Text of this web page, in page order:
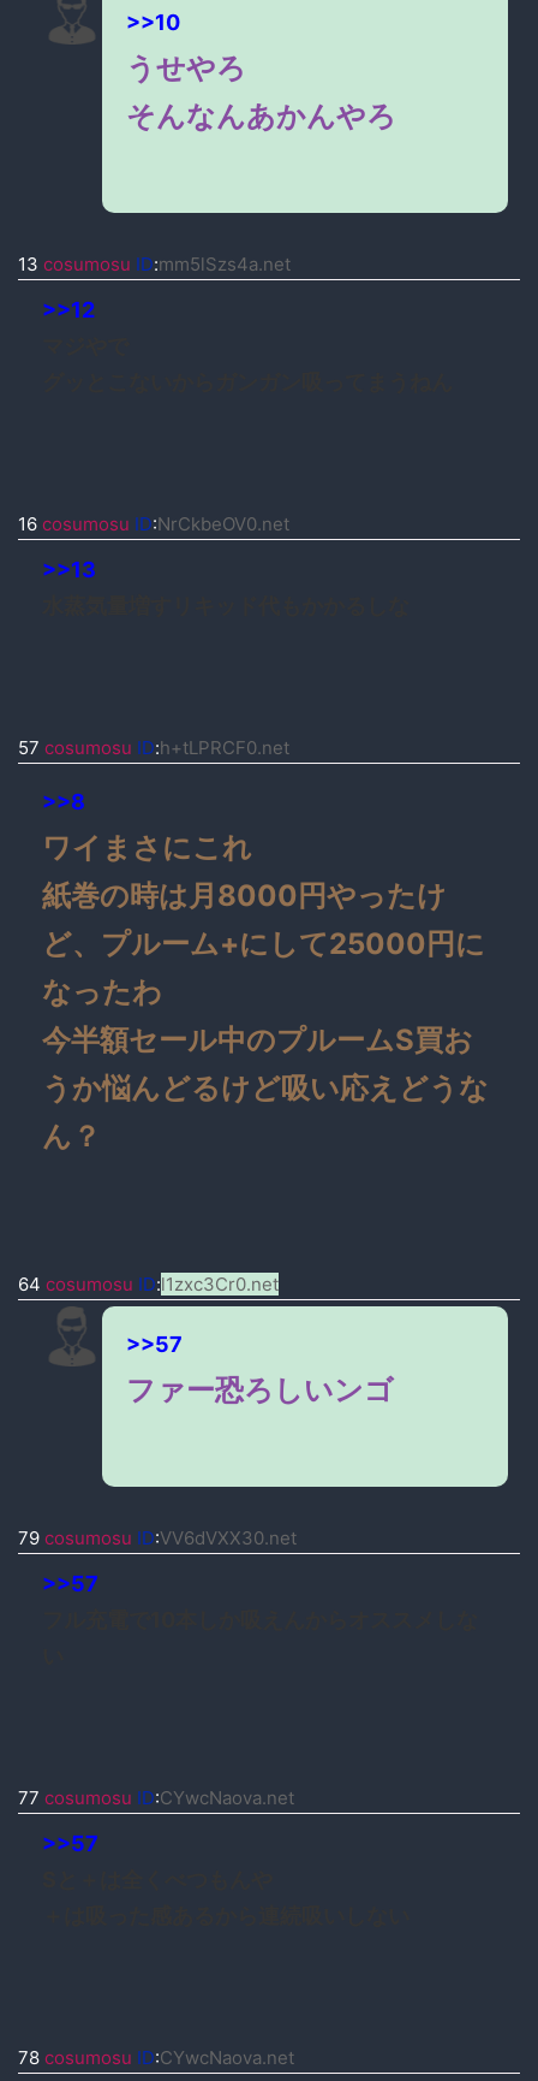
>>10
うせやろ
そんなんあかんやろ
13 cosumosu ID:mm5lSzs4a.net
>>12
16 cosumosu ID:NrCkbeOV0.net
>>13
57 cosumosu ID:h+tLPRCF0.net
>>8
ワイまさにこれ
紙巻の時は月8000円やったけ
ど、プルーム+にして25000円に
なったわ
今半額セール中のプルームS買お
うか悩んどるけど吸い応えどうな
ん？
64 cosumosu ID:l1zxc3Cr0.net
>>57
ファー恐ろしいンゴ
79 cosumosu ID:VV6dVXX30.net
>>57
77 cosumosu ID:CYwcNaova.net
>>57
78 cosumosu ID:CYwcNaova.net